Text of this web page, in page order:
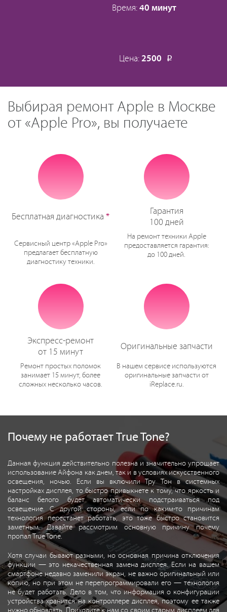
Время: 40 минут
Цена: 2500 Р
Выбирая ремонт Apple в Москве
от «Apple Pro», вы получаете
Бесплатная диагностика *
Сервисный центр «Apple Pro»
предлагает бесплатную
диагностику техники.
Гарантия
100 дней
На ремонт техники Apple
предоставляется гарантия:
до 100 дней.
Экспресс-ремонт
от 15 минут
Ремонт простых поломок
занимает 15 минут, более
сложных несколько часов.
Оригинальные запчасти
В нашем сервисе используются
оригинальные запчасти от
iReplace.ru.
Почему не работает True Tone?
Данная функция действительно полезна и значительно упрощает
использование Айфона как днем, так и в условиях искусственного
освещения, ночью. Если вы включили Тру Тон в системных
настройках дисплея, то быстро привыкнете к тому, что яркость и
баланс белого будет автоматически подстраиваться под
освещение. С другой стороны, если по каким-то причинам
технология перестанет работать, это тоже быстро становится
заметным. Давайте рассмотрим основную причину почему
пропал True Tone.
Хотя случаи бывают разными, но основная причина отключения
функции — это некачественная замена дисплея. Если на вашем
смартфоне недавно заменили экран, не важно оригинальный или
копию, но при этом не перепрограммировали его — технология
не будет работать. Дело в том, что информация о конфигурации
устройства хранится на контроллере дисплея, поэтому ее также
нужно обновлять. Приходите к нам со своим старым дисплеем для